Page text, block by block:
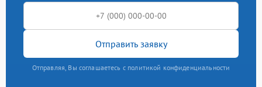
Отправить заявку
Отправляя, Вы соглашаетесь с политикой конфиденциальности